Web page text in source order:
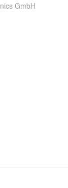
GmbH